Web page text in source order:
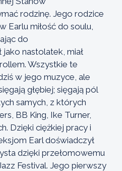
rodzinę. Jego rodzice
Earlu miłość do soulu,
do
nastolatek, miał
Wszystkie te
w jego muzyce, ale
głębiej; sięgają pól
samych, z których
BB King, Ike Turner,
Dzięki ciężkiej pracy i
Earl doświadczył
dzięki przełomowemu
Festival. Jego pierwszy